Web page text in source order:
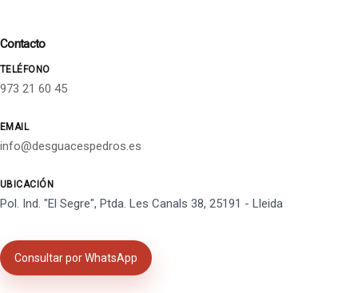
Contacto
TELÉFONO
973 21 60 45
EMAIL
info@desguacespedros.es
UBICACIÓN
Pol. Ind. "El Segre", Ptda. Les Canals 38, 25191 - Lleida
Consultar por WhatsApp